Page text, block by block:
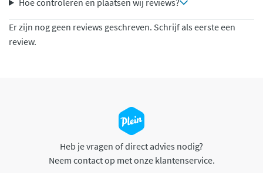
Hoe controleren en plaatsen wij reviews?
Er zijn nog geen reviews geschreven. Schrijf als eerste een
review.
Heb je vragen of direct advies nodig?
Neem contact op met onze klantenservice.